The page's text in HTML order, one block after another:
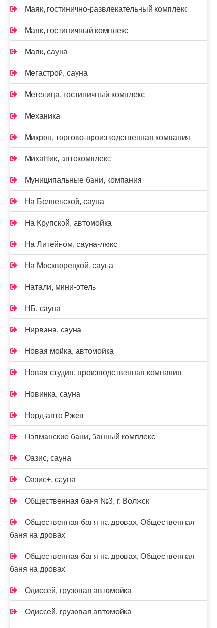
Маяк, гостинично-развлекательный комплекс
Маяк, гостиничный комплекс
Маяк, сауна
Мегастрой, сауна
Метелица, гостиничный комплекс
Механика
Микрон, торгово-производственная компания
МихаНик, автокомплекс
Муниципальные бани, компания
На Беляевской, сауна
На Крупской, автомойка
На Литейном, сауна-люкс
На Москворецкой, сауна
Натали, мини-отель
НБ, сауна
Нирвана, сауна
Новая мойка, автомойка
Новая студия, производственная компания
Новинка, сауна
Норд-авто Ржев
Нэпманские бани, банный комплекс
Оазис, сауна
Оазис+, сауна
Общественная баня №3, г. Волжск
Общественная баня на дровах, Общественная
баня на дровах
Общественная баня на дровах, Общественная
баня на дровах
Одиссей, грузовая автомойка
Одиссей, грузовая автомойка